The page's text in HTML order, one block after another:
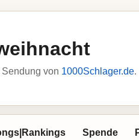
von 1000Schlager.de.
Spende